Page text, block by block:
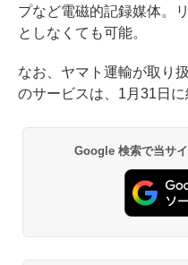
プなど電磁的記録媒体。
としなくても可能。
なお、ヤマト運輸が取り
のサービスは、1月31日に
Google 検索で当サ